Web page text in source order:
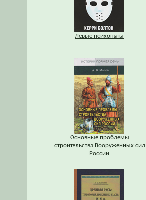
Левые психопаты
Основные проблемы
строительства Вооруженных сил
России